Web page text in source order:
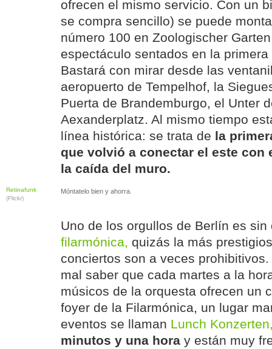
ofrecen el mismo servicio. Con un
se compra sencillo) se puede
número 100 en Zoologischer
espectáculo sentados en la
Bastará con mirar desde las
aeropuerto de Tempelhof, la
Puerta de Brandemburgo, el Unter
Aexanderplatz. Al mismo tiempo
línea histórica: se trata de la
que volvió a conectar el este con
la caída del muro.
Retinafunk
(Flickr)
Móntatelo bien y ahorra.
Uno de los orgullos de Berlín es
filarmónica, quizás la más
conciertos son a veces
mal saber que cada martes a la
músicos de la orquesta ofrecen un
foyer de la Filarmónica, un lugar
eventos se llaman Lunch
minutos y una hora y están muy